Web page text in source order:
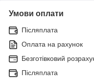
Умови оплати
Післяплата
Оплата на рахунок
Безготівковий
Післяплата